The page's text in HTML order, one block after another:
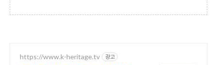
https://www.k-heritage.tv 광고